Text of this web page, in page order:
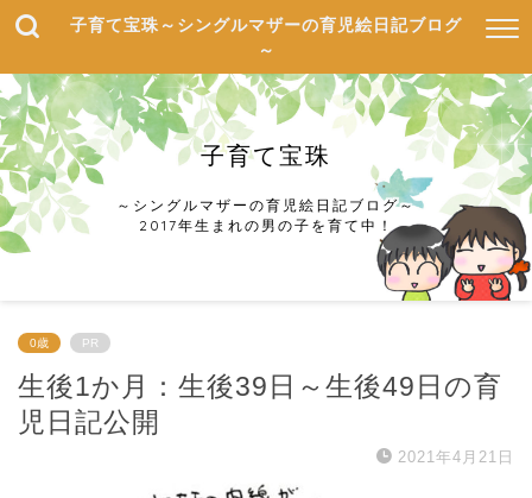
子育て宝珠～シングルマザーの育児絵日記ブログ
～
子育て宝珠
～シングルマザーの育児絵日記ブログ～
2017年生まれの男の子を育て中！
0歳 PR
生後1か月：生後39日～生後49日の育
児日記公開
2021年4月21日